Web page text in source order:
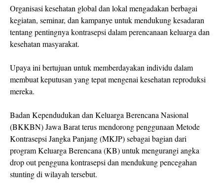
Organisasi kesehatan global dan lokal mengadakan berbagai
kegiatan, seminar, dan kampanye untuk mendukung kesadaran
tentang pentingnya kontrasepsi dalam perencanaan keluarga dan
kesehatan masyarakat.
Upaya ini bertujuan untuk memberdayakan individu dalam
membuat keputusan yang tepat mengenai kesehatan reproduksi
mereka.
Badan Kependudukan dan Keluarga Berencana Nasional
(BKKBN) Jawa Barat terus mendorong penggunaan Metode
Kontrasepsi Jangka Panjang (MKJP) sebagai bagian dari
program Keluarga Berencana (KB) untuk mengurangi angka
drop out pengguna kontrasepsi dan mendukung pencegahan
stunting di wilayah tersebut.